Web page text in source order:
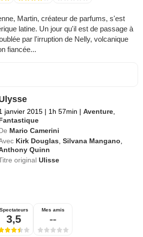
Martin, créateur de parfums, s'est
latine. Un jour qu'il est de passage à
par l'irruption de Nelly, volcanique
fiancée...
janvier 2015 | 1h 57min | Aventure
Mario Camerini
Kirk Douglas ,Silvana Mangano
Quinn
originalUlisse
Spectateurs
3,5
Mes amis
--